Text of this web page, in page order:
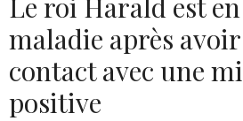
Le roi Harald est
maladie après
contact avec une
positive